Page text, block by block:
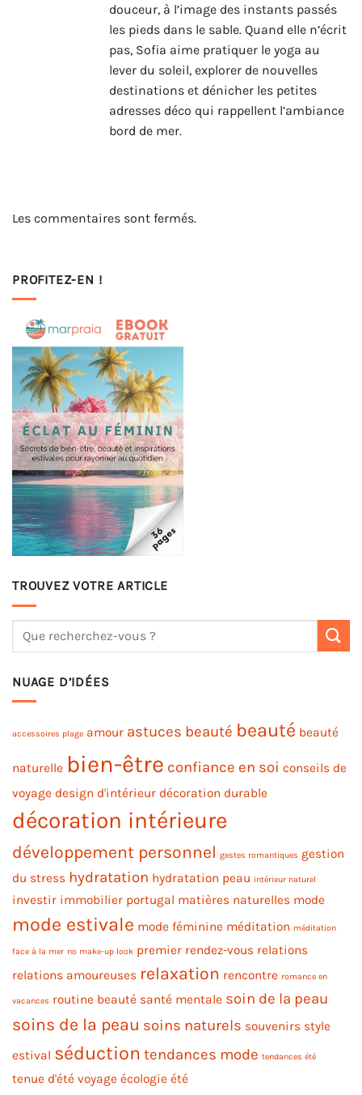
douceur, à l’image des instants passés
les pieds dans le sable. Quand elle n’écrit
pas, Sofia aime pratiquer le yoga au
lever du soleil, explorer de nouvelles
destinations et dénicher les petites
adresses déco qui rappellent l’ambiance
bord de mer.
Les commentaires sont fermés.
PROFITEZ-EN !
TROUVEZ VOTRE ARTICLE
NUAGE D’IDÉES
accessoires plage amour astuces beauté beauté beauté
naturelle bien-être confiance en soi conseils de
voyage design d'intérieur décoration durable
décoration intérieure
développement personnel gestes romantiques gestion
du stress hydratation hydratation peau intérieur naturel
investir immobilier portugal matières naturelles mode
mode estivale mode féminine méditation méditation
face à la mer no make-up look premier rendez-vous relations
relations amoureuses relaxation rencontre romance en
vacances routine beauté santé mentale soin de la peau
soins de la peau soins naturels souvenirs style
estival séduction tendances mode tendances été
tenue d'été voyage écologie été